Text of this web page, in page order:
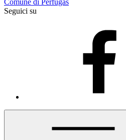
Comune di Perfugas
Seguici su